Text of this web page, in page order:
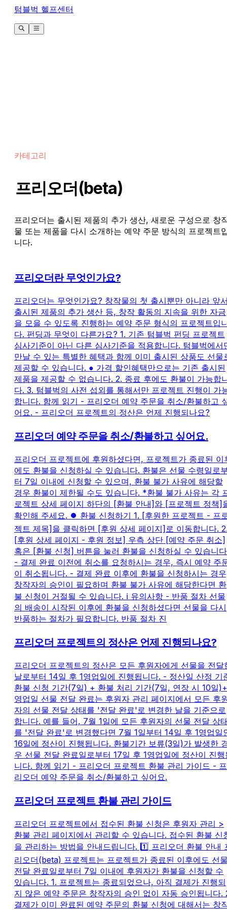
텀블벅 헬프센터
카테고리
프리오더(beta)
프리오더는 출시된 제품의 추가 생산, 새로운 구성으로 창
물 또는 제품을 다시 소개하는 예약 주문 방식의 프로젝트
니다.
프리오더란 무엇인가요?
프리오더는 무엇인가요? 창작물의 첫 출시뿐만 아니라 앞
출시된 제품의 추가 생산 등, 창작 활동의 지속을 위한 자금
을 모을 수 있도록 진행하는 예약 주문 형식의 프로젝트입
다. 펀딩과 무엇이 다른가요? 1. 기존 텀블벅 펀딩 프로젝트
심사기준이 아닌 다른 심사기준을 적용합니다. 텀블벅에서
만날 수 있는 특별한 혜택과 함께 이미 출시된 상품도 선물
제공할 수 있습니다. ● 가격 할인혜택만으로는 기존 출시된
제품을 제공할 수 없습니다. 2. 종료 후에도 환불이 가능합
다. 3. 텀블벅의 사전 섭외를 통해서만 프로젝트 진행이 가
합니다. 함께 읽기 - 프리오더 예약 주문을 취소/환불하고
어요. - 프리오더 프로젝트의 정산은 언제 진행되나요?
프리오더 예약 주문을 취소/환불하고 싶어요.
프리오더 프로젝트에 후원하셨다면, 프로젝트가 종료된 이
에도 환불을 신청하실 수 있습니다. 환불은 선물 수령일로
터 7일 이내에 신청할 수 있으며, 환불 불가 사유에 해당할
경우 환불이 제한될 수도 있습니다. *환불 불가 사유는 각
로젝트 상세 페이지 하단의 [환불 안내]와 [프로젝트 정책]
확인해 주세요. ⏺️ 환불 신청하기 1. [후원한 프로젝트 - 프
젝트 제목]을 클릭하면 [후원 상세 페이지]로 이동합니다.
[후원 상세 페이지 - 후원 정보] 우측 상단 [예약 주문 취소]
혹은 [환불 신청] 버튼을 눌러 환불을 신청하실 수 있습니
- 결제 완료 이전에 취소를 요청하시는 경우, 즉시 예약 주
이 취소됩니다. - 결제 완료 이후에 환불을 신청하시는 경
창작자의 승인이 필요하며 환불 불가 사유에 해당한다면 환
불 신청이 거절될 수 있습니다. ℹ️ 유의사항 - 반품 절차 선물
의 배송이 시작된 이후에 환불을 신청하셨다면 선물을 다시
반품하는 절차가 필요합니다. 반품 절차 진
프리오더 프로젝트의 정산은 언제 진행되나요?
프리오더 프로젝트의 정산은 모든 후원자에게 선물을 전달
날로부터 14일 후 1영업일에 진행됩니다. - 정산일 산정 기
환불 신청 기간(7일) + 환불 처리 기간(7일, 연장 시 10일
영업일 선물 전달 완료는 후원자 관리 페이지에서 모든 후
자의 선물 전달 상태를 '전달 완료'로 변경한 날을 기준으로
합니다. 예를 들어, 7월 1일에 모든 후원자의 선물 전달 상
를 '전달 완료'로 변경했다면 7월 1일부터 14일 후 1영업일
16일에 정산이 진행됩니다. 환불기간 보류(3일)가 발생한
우 선물 전달 완료일로부터 17일 후 1영업일에 정산이 진행
니다. 함께 읽기 - 프리오더 프로젝트 환불 관리 가이드 - 프
리오더 예약 주문을 취소/환불하고 싶어요.
프리오더 프로젝트 환불 관리 가이드
프리오더 프로젝트에서 접수된 환불 신청은 후원자 관리 >
환불 관리 페이지에서 관리할 수 있습니다. 접수된 환불 신
을 관리하는 방법을 안내드립니다. 1️⃣ 프리오더 환불 안내
리오더(beta) 프로젝트는 프로젝트가 종료된 이후에도 선
전달 완료일로부터 7일 이내에 후원자가 환불을 신청할 수
있습니다. 1. 프로젝트는 종료되었으나, 아직 결제가 진행되
지 않은 예약 주문은 창작자의 승인 없이 자동 승인됩니다.
결제가 이미 완료된 예약 주문의 환불 신청에 대해서는 창